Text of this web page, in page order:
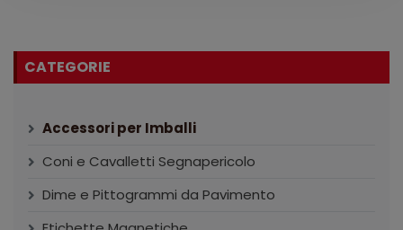
CATEGORIE
Accessori per Imballi
Coni e Cavalletti Segnapericolo
Dime e Pittogrammi da Pavimento